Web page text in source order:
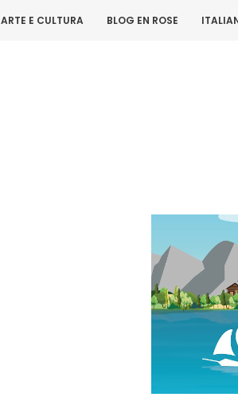
ARTE E CULTURA BLOG EN ROSE